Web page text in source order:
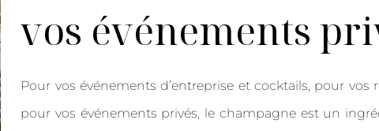
vos événements
Pour vos événements d’entreprise et cocktails, pour vos
pour vos événements privés, le champagne est un